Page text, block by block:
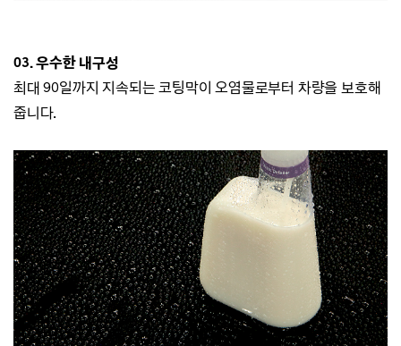
03. 우수한 내구성
최대 90일까지 지속되는 코팅막이 오염물로부터 차량을 보호해
줍니다.